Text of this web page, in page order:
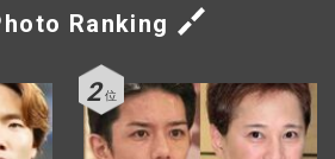
Ranking